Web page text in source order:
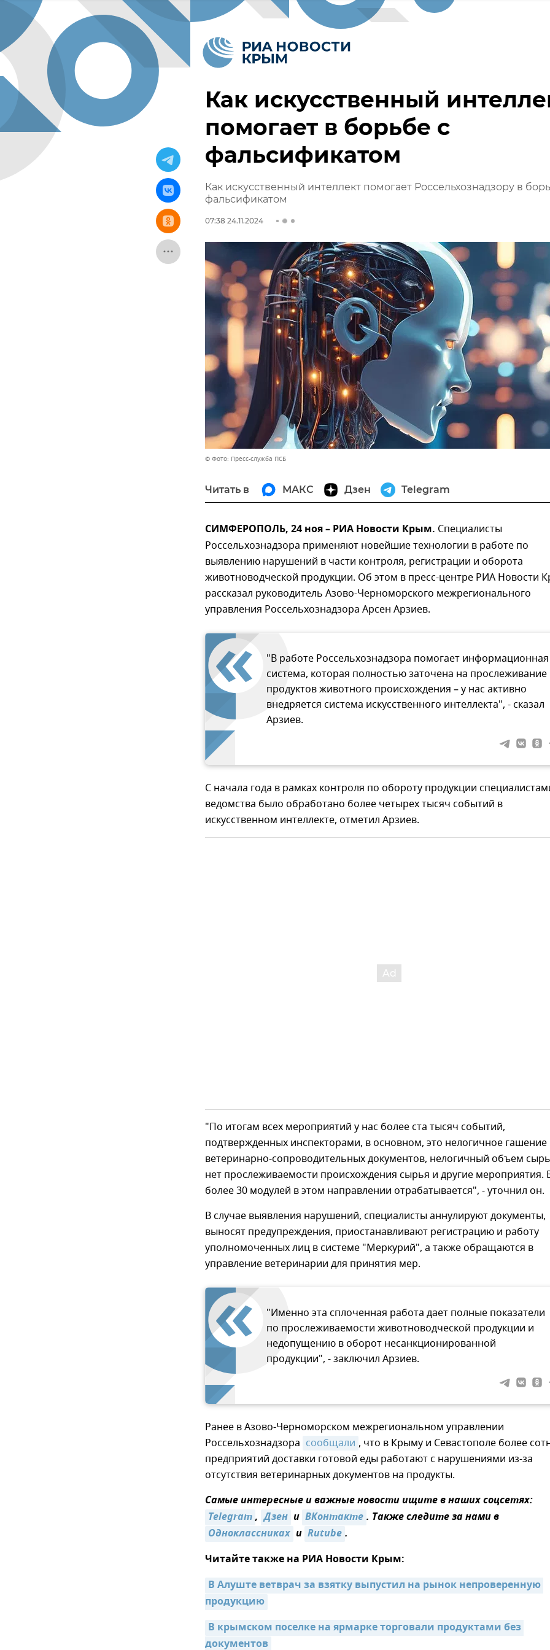
Как искусственный
помогает в борьбе с
фальсификатом
Как искусственный интеллект помогает Россельхознадзору в
фальсификатом
07:38 24.11.2024
© Фото: Пресс-служба ПСБ
Читать в МАКС Дзен Telegram
СИМФЕРОПОЛЬ, 24 ноя – РИА Новости Крым. Специалисты
Россельхознадзора применяют новейшие технологии в работе по
выявлению нарушений в части контроля, регистрации и оборота
животноводческой продукции. Об этом в пресс-центре РИА Новости
рассказал руководитель Азово-Черноморского межрегионального
управления Россельхознадзора Арсен Арзиев.
"В работе Россельхознадзора помогает информационная
система, которая полностью заточена на прослеживание
продуктов животного происхождения – у нас активно
внедряется система искусственного интеллекта", - сказал
Арзиев.
С начала года в рамках контроля по обороту продукции
ведомства было обработано более четырех тысяч событий в
искусственном интеллекте, отметил Арзиев.
"По итогам всех мероприятий у нас более ста тысяч событий,
подтвержденных инспекторами, в основном, это нелогичное гашение
ветеринарно-сопроводительных документов, нелогичный объем
нет прослеживаемости происхождения сырья и другие мероприятия.
более 30 модулей в этом направлении отрабатывается", - уточнил он.
В случае выявления нарушений, специалисты аннулируют документы,
выносят предупреждения, приостанавливают регистрацию и работу
уполномоченных лиц в системе "Меркурий", а также обращаются в
управление ветеринарии для принятия мер.
"Именно эта сплоченная работа дает полные показатели
по прослеживаемости животноводческой продукции и
недопущению в оборот несанкционированной
продукции", - заключил Арзиев.
Ранее в Азово-Черноморском межрегиональном управлении
Россельхознадзора сообщали , что в Крыму и Севастополе более
предприятий доставки готовой еды работают с нарушениями из-за
отсутствия ветеринарных документов на продукты.
Самые интересные и важные новости ищите в наших соцсетях:
Telegram, Дзен и ВКонтакте. Также следите за нами в
Одноклассниках и Rutube.
Читайте также на РИА Новости Крым:
В Алуште ветврач за взятку выпустил на рынок непроверенную
продукцию
В крымском поселке на ярмарке торговали продуктами без
документов